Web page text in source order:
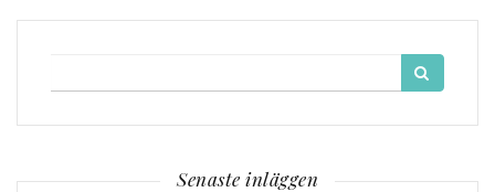
Senaste inläggen